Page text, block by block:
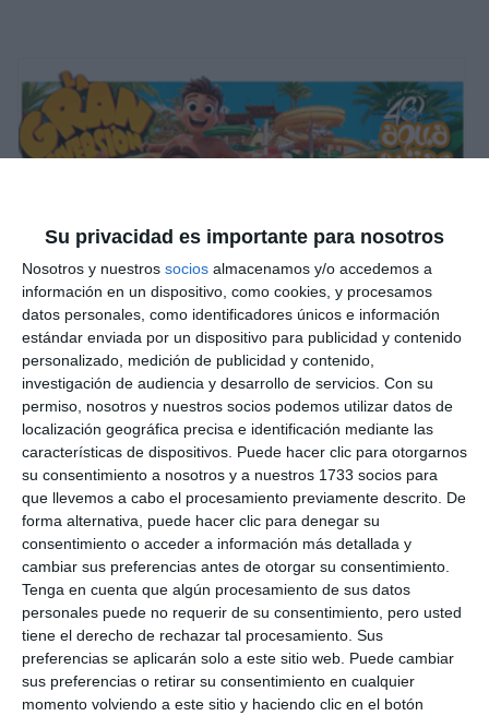
Su privacidad es importante para nosotros
Nosotros y nuestros socios almacenamos y/o accedemos a
información en un dispositivo, como cookies, y procesamos
datos personales, como identificadores únicos e información
estándar enviada por un dispositivo para publicidad y contenido
personalizado, medición de publicidad y contenido,
investigación de audiencia y desarrollo de servicios. Con su
permiso, nosotros y nuestros socios podemos utilizar datos de
localización geográfica precisa e identificación mediante las
características de dispositivos. Puede hacer clic para otorgarnos
su consentimiento a nosotros y a nuestros 1733 socios para
que llevemos a cabo el procesamiento previamente descrito. De
forma alternativa, puede hacer clic para denegar su
consentimiento o acceder a información más detallada y
cambiar sus preferencias antes de otorgar su consentimiento.
Tenga en cuenta que algún procesamiento de sus datos
personales puede no requerir de su consentimiento, pero usted
tiene el derecho de rechazar tal procesamiento. Sus
preferencias se aplicarán solo a este sitio web. Puede cambiar
sus preferencias o retirar su consentimiento en cualquier
momento volviendo a este sitio y haciendo clic en el botón